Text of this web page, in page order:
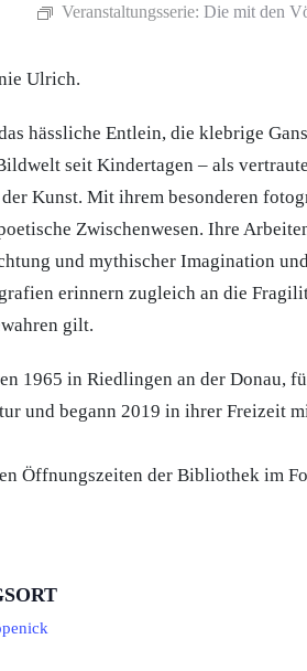
Veranstaltungsserie: Die mit den
Ulrich.
hässliche Entlein, die klebrige
seit Kindertagen – als
Kunst. Mit ihrem besonderen
Zwischenwesen. Ihre
und mythischer Imagination
erinnern zugleich an die
gilt.
1965 in Riedlingen an der Donau,
und begann 2019 in ihrer Freizeit
Öffnungszeiten der Bibliothek im